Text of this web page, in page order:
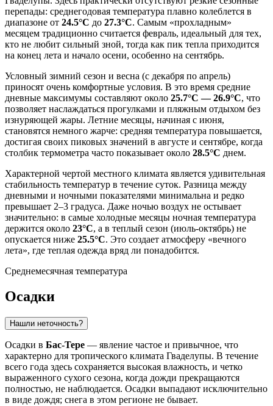
перепады: среднегодовая температура плавно колеблется в
диапазоне от 24.5°C до 27.3°C. Самым «прохладным»
месяцем традиционно считается февраль, идеальный для тех,
кто не любит сильный зной, тогда как пик тепла приходится
на конец лета и начало осени, особенно на сентябрь.
Условный зимний сезон и весна (с декабря по апрель)
приносят очень комфортные условия. В это время средние
дневные максимумы составляют около 25.7°C — 26.9°C, что
позволяет наслаждаться прогулками и пляжным отдыхом без
изнуряющей жары. Летние месяцы, начиная с июня,
становятся немного жарче: средняя температура повышается,
достигая своих пиковых значений в августе и сентябре, когда
столбик термометра часто показывает около 28.5°C днем.
Характерной чертой местного климата является удивительная
стабильность температур в течение суток. Разница между
дневными и ночными показателями минимальна и редко
превышает 2–3 градуса. Даже ночью воздух не остывает
значительно: в самые холодные месяцы ночная температура
держится около 23°C, а в теплый сезон (июль-октябрь) не
опускается ниже 25.5°C. Это создает атмосферу «вечного
лета», где теплая одежда вряд ли понадобится.
Среднемесячная температура
Осадки
Нашли неточность?
Осадки в Бас-Тере — явление частое и привычное, что
характерно для тропического климата Гваделупы. В течение
всего года здесь сохраняется высокая влажность, и четко
выраженного сухого сезона, когда дожди прекращаются
полностью, не наблюдается. Осадки выпадают исключительно
в виде дождя; снега в этом регионе не бывает.